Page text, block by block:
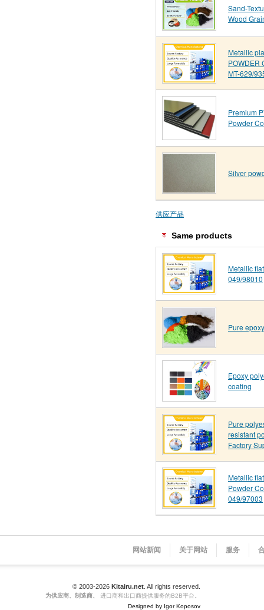
Sand-
Wood
Metallic
POWDER
MT-629/
Premium
Powder
Silver
供应产品
Same products
Metallic
049/98010
Pure
Epoxy
coating
Pure
resistant
Factory
Metallic
Powder
049/97003
网站新闻 关于网站 服务
© 2003-2026 Kitairu.net . All rights reserved.
为供应商、制造商、
进口商和出口商提供服务的B2B平台。
Designed by Igor Koposov